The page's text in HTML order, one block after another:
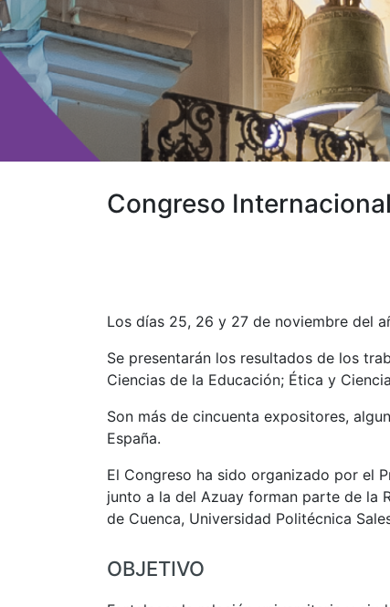
Congreso
Los días 25, 26 y 27 de noviembre del
Se presentarán los resultados de los
Ciencias de la Educación; Ética y
Son más de cincuenta expositores,
España.
El Congreso ha sido organizado por el
junto a la del Azuay forman parte de la
de Cuenca, Universidad Politécnica
OBJETIVO